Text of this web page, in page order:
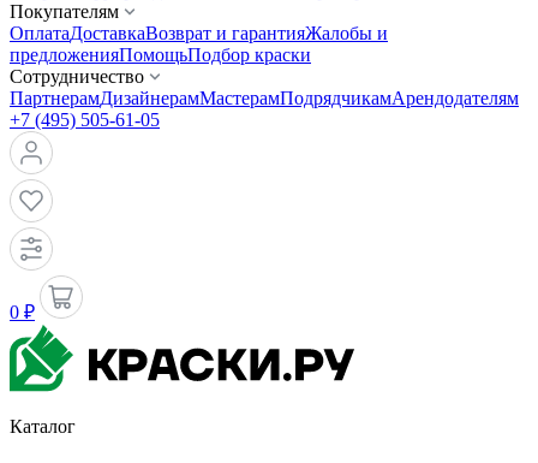
Покупателям
ОплатаДоставкаВозврат и гарантияЖалобы и
предложенияПомощьПодбор краски
Сотрудничество
ПартнерамДизайнерамМастерамПодрядчикамАрендодателям
+7 (495) 505-61-05
0 ₽
Каталог